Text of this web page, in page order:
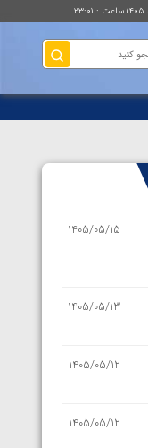
1405/05/15
1405/05/13
1405/05/12
1405/05/12